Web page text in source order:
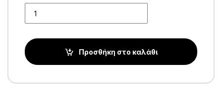
Προσθήκη στο καλάθι